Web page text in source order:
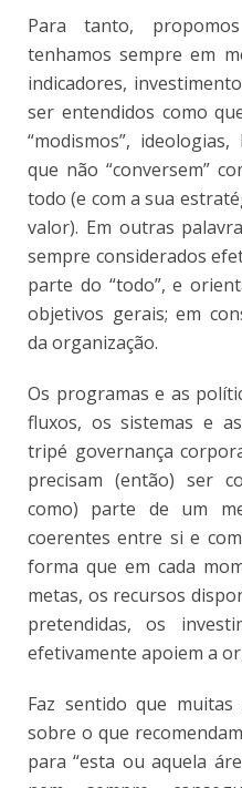
Para tanto,
tenhamos sempre em
indicadores,
ser entendidos como
“modismos”,
que não “conversem”
todo (e com a sua
valor). Em outras
sempre considerados
parte do “todo”, e
objetivos gerais; em
da organização.
Os programas e as
fluxos, os sistemas e
tripé governança
precisam (então) ser
como) parte de um
coerentes entre si e
forma que em cada
metas, os recursos
pretendidas, os
efetivamente apoiem a
Faz sentido que
sobre o que
para “esta ou aquela